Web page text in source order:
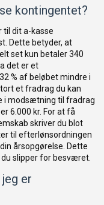
kontingentet?
til dit a-kasse
Dette betyder, at
set kun betaler 340
det er et
% af beløbet mindre i
et fradrag du kan
i modsætning til fradrag
6.000 kr. For at få
skriver du blot
til efterlønsordningen
årsopgørelse. Dette
slipper for besværet.
er